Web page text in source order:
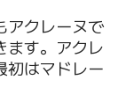
アクレーヌで
ます。アクレ
初はマドレー